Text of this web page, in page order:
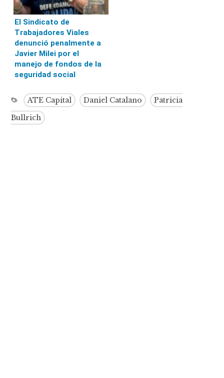
El Sindicato de
Trabajadores Viales
denunció penalmente a
Javier Milei por el
manejo de fondos de la
seguridad social
ATE Capital Daniel Catalano
Patricia
Bullrich